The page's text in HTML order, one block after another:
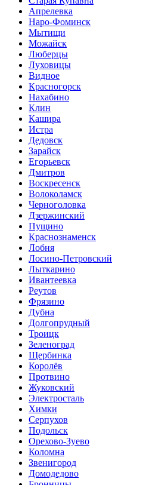
Апрелевка
Наро-Фоминск
Мытищи
Можайск
Люберцы
Луховицы
Видное
Красногорск
Нахабино
Клин
Кашира
Истра
Дедовск
Зарайск
Егорьевск
Дмитров
Воскресенск
Волоколамск
Черноголовка
Дзержинский
Пущино
Краснознаменск
Лобня
Лосино-Петровский
Лыткарино
Ивантеевка
Реутов
Фрязино
Дубна
Долгопрудный
Троицк
Зеленоград
Щербинка
Королёв
Протвино
Жуковский
Электросталь
Химки
Серпухов
Подольск
Орехово-Зуево
Коломна
Звенигород
Домодедово